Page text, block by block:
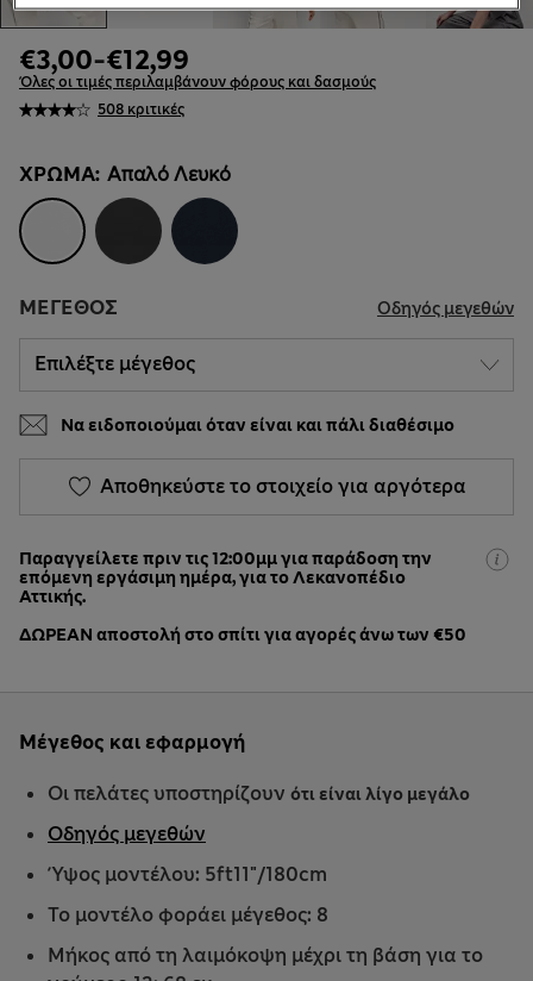
508 κριτικές
€3,00-€12,99
Όλες οι τιμές περιλαμβάνουν φόρους και δασμούς
ΧΡΏΜΑ: Απαλό Λευκό
ΜΈΓΕΘΟΣ Οδηγός μεγεθών
Να ειδοποιούμαι όταν είναι και πάλι διαθέσιμο
Αποθηκεύστε το στοιχείο για αργότερα
Παραγγείλετε πριν τις 12:00μμ για παράδοση την
επόμενη εργάσιμη ημέρα, για το Λεκανοπέδιο
Αττικής.
ΔΩΡΕΑΝ αποστολή στο σπίτι για αγορές άνω των €50
Μέγεθος και εφαρμογή
Οι πελάτες υποστηρίζουν ότι είναι λίγο μεγάλο
Ύψος μοντέλου: 5ft11"/180cm
Το μοντέλο φοράει μέγεθος: 8
Μήκος από τη λαιμόκοψη μέχρι τη βάση για το
Οδηγός μεγεθών